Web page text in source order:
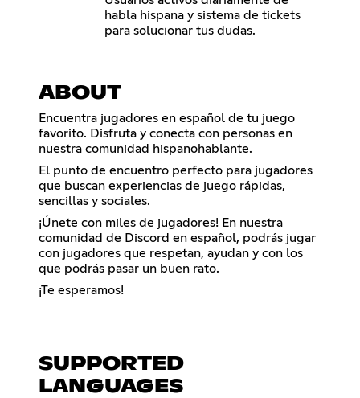
habla hispana y sistema de tickets
para solucionar tus dudas.
ABOUT
Encuentra jugadores en español de tu juego
favorito. Disfruta y conecta con personas en
nuestra comunidad hispanohablante.
El punto de encuentro perfecto para jugadores
que buscan experiencias de juego rápidas,
sencillas y sociales.
¡Únete con miles de jugadores! En nuestra
comunidad de Discord en español, podrás jugar
con jugadores que respetan, ayudan y con los
que podrás pasar un buen rato.
¡Te esperamos!
SUPPORTED
LANGUAGES